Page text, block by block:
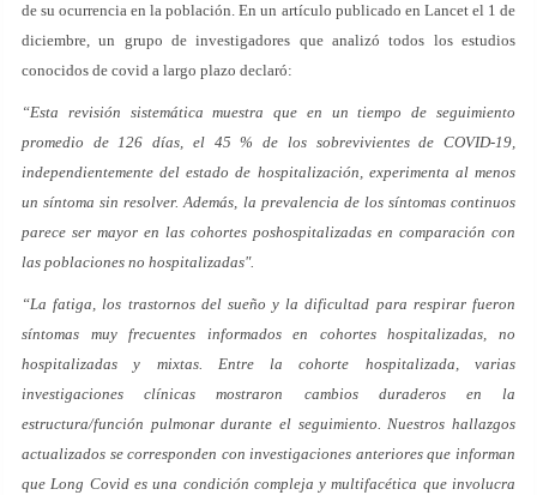
de su ocurrencia en la población. En un artículo publicado en Lancet el 1 de
diciembre, un grupo de investigadores que analizó todos los estudios
conocidos de covid a largo plazo declaró:
“Esta revisión sistemática muestra que en un tiempo de seguimiento
promedio de 126 días, el 45 % de los sobrevivientes de COVID-19,
independientemente del estado de hospitalización, experimenta al menos
un síntoma sin resolver. Además, la prevalencia de los síntomas continuos
parece ser mayor en las cohortes poshospitalizadas en comparación con
las poblaciones no hospitalizadas".
“La fatiga, los trastornos del sueño y la dificultad para respirar fueron
síntomas muy frecuentes informados en cohortes hospitalizadas, no
hospitalizadas y mixtas. Entre la cohorte hospitalizada, varias
investigaciones clínicas mostraron cambios duraderos en la
estructura/función pulmonar durante el seguimiento. Nuestros hallazgos
actualizados se corresponden con investigaciones anteriores que informan
que Long Covid es una condición compleja y multifacética que involucra